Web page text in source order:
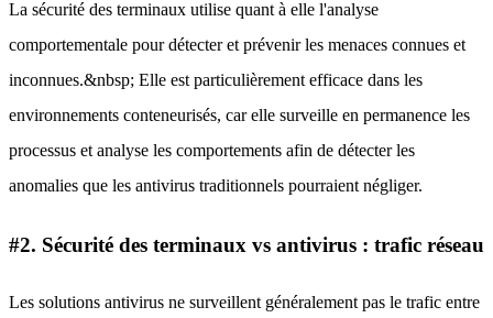
La sécurité des terminaux utilise quant à elle l'analyse
comportementale pour détecter et prévenir les menaces connues et
inconnues.&nbsp; Elle est particulièrement efficace dans les
environnements conteneurisés, car elle surveille en permanence les
processus et analyse les comportements afin de détecter les
anomalies que les antivirus traditionnels pourraient négliger.
#2. Sécurité des terminaux vs antivirus : trafic réseau
Les solutions antivirus ne surveillent généralement pas le trafic entre